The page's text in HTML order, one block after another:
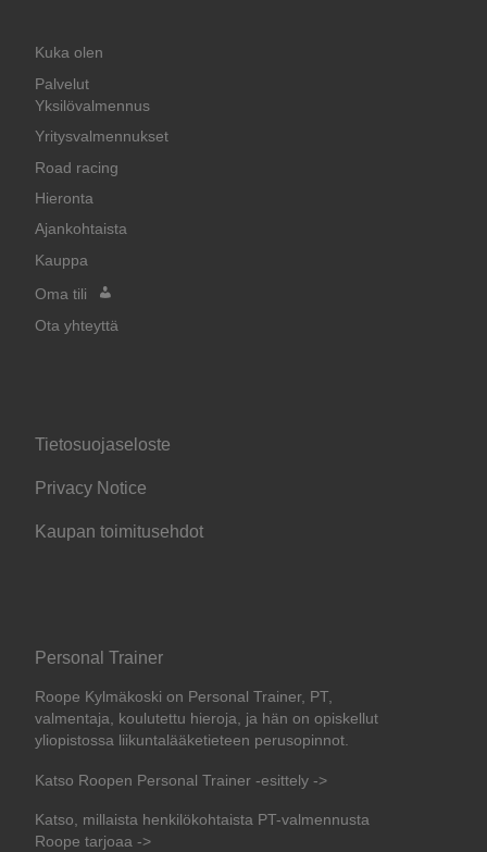
Kuka olen
Palvelut
Yksilövalmennus
Yritysvalmennukset
Road racing
Hieronta
Ajankohtaista
Kauppa
Oma tili
Ota yhteyttä
Tietosuojaseloste
Privacy Notice
Kaupan toimitusehdot
Personal Trainer
Roope Kylmäkoski on Personal Trainer, PT,
valmentaja, koulutettu hieroja, ja hän on opiskellut
yliopistossa liikuntalääketieteen perusopinnot.
Katso Roopen Personal Trainer -esittely ->
Katso, millaista henkilökohtaista PT-valmennusta
Roope tarjoaa ->